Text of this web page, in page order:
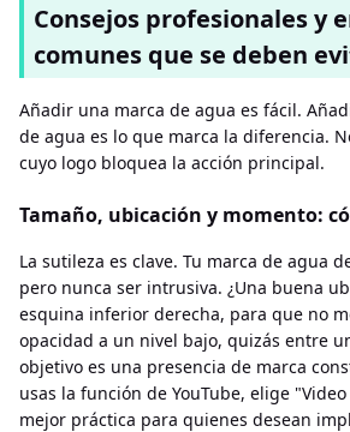
Consejos profesionales y
comunes que se deben
Añadir una marca de agua es fácil.
de agua es lo que marca la diferencia.
cuyo logo bloquea la acción principal.
Tamaño, ubicación y momento:
La sutileza es clave. Tu marca de agua
pero nunca ser intrusiva. ¿Una buena
esquina inferior derecha, para que no
opacidad a un nivel bajo, quizás entre
objetivo es una presencia de marca
usas la función de YouTube, elige
mejor práctica para quienes desean